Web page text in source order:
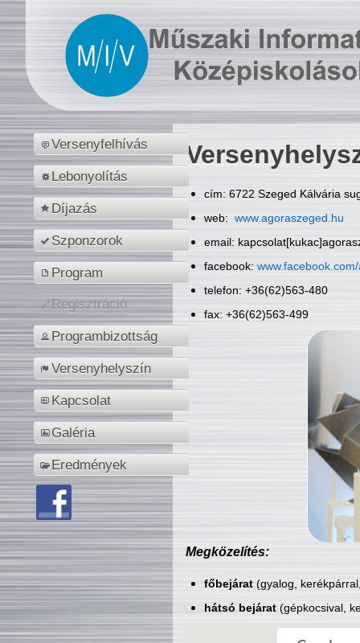
Versenyfelhívás
Lebonyolítás
Díjazás
Szponzorok
Program
Regisztráció
Programbizottság
Versenyhelyszín
Kapcsolat
Galéria
Eredmények
cím: 6722 Szeged Kálvária
web: www.agoraszeged.hu
email:
facebook:
telefon: +36(62)563-480
fax: +36(62)563-499
Megközelítés:
főbejárat(gyalog,
hátsó bejárat(gépkocsival,